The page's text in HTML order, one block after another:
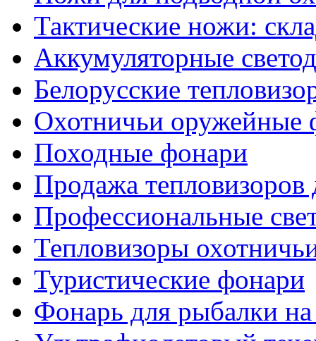
Тактические ножи:
Аккумуляторные
Белорусские
Охотничьи оружейные
Походные фонари
Продажа тепловизоров
Профессиональные
Тепловизоры
Туристические фонари
Фонарь для рыбалки на